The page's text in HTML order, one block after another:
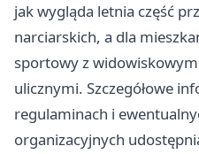
jak wygląda letnia część
narciarskich, a dla
sportowy z
ulicznymi. Szczegółowe
regulaminach i
organizacyjnych